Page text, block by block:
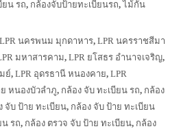
ยน รถ, กล้องจับป้ายทะเบียนรถ,ไม้กั้น
LPR นครพนม มุกดาหาร, LPR นครราชสีมา
มหาสารคาม, LPR ยโสธร อำนาจเจริญ,
ย์, LPR อุดรธานี หนองคาย, LPR
ย หนองบัวลำภู, กล้อง จับ ทะเบียน รถ, กล้อง
จับ ป้าย ทะเบียน, กล้อง จับ ป้าย ทะเบียน
น รถ, กล้อง ตรวจ จับ ป้าย ทะเบียน, กล้อง